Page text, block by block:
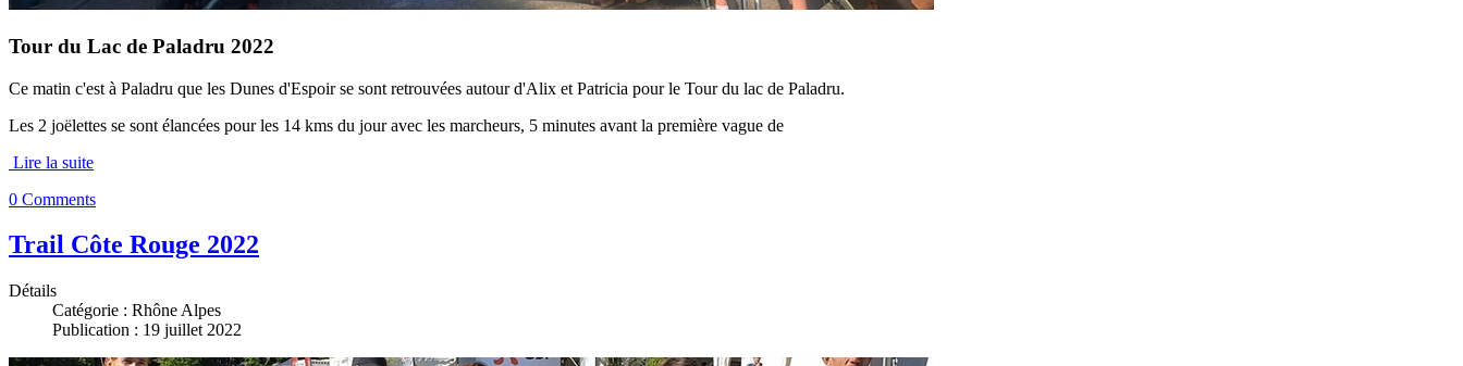
Tour du Lac de Paladru 2022
Ce matin c'est à Paladru que les Dunes d'Espoir se sont retrouvées autour d'Alix et Patricia pour le Tour du lac de Paladru.
Les 2 joëlettes se sont élancées pour les 14 kms du jour avec les marcheurs, 5 minutes avant la première vague de
Lire la suite
0 Comments
Trail Côte Rouge 2022
Détails
Catégorie : Rhône Alpes
Publication : 19 juillet 2022